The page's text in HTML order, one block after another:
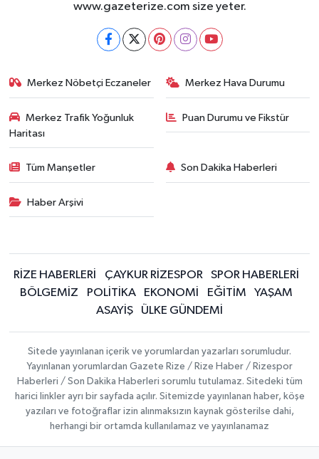
www.gazeterize.com size yeter.
Merkez Nöbetçi Eczaneler Merkez Hava Durumu
Merkez Trafik Yoğunluk
Haritası
Puan Durumu ve Fikstür
Tüm Manşetler Son Dakika Haberleri
Haber Arşivi
RİZE HABERLERİ ÇAYKUR RİZESPOR
SPOR HABERLERİ
BÖLGEMİZ
POLİTİKA EKONOMİ EĞİTİM
YAŞAM
ASAYİŞ
ÜLKE GÜNDEMİ
Sitede yayınlanan içerik ve yorumlardan yazarları sorumludur.
Yayınlanan yorumlardan Gazete Rize / Rize Haber / Rizespor
Haberleri / Son Dakika Haberleri sorumlu tutulamaz. Sitedeki tüm
harici linkler ayrı bir sayfada açılır. Sitemizde yayınlanan haber, köşe
yazıları ve fotoğraflar izin alınmaksızın kaynak gösterilse dahi,
herhangi bir ortamda kullanılamaz ve yayınlanamaz